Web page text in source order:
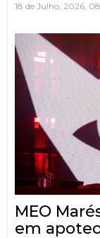
18 de Julho, 2026,
MEO
em